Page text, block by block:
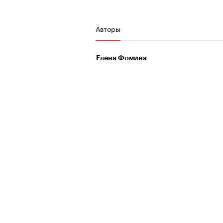
Авторы
Елена Фомина